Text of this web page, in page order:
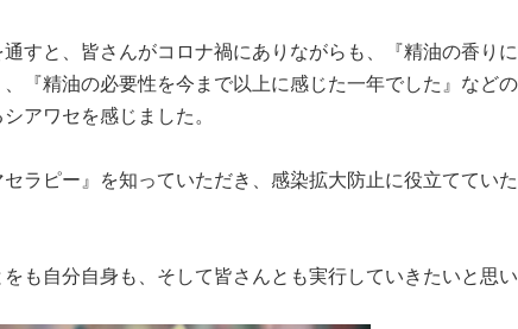
すと、皆さんがコロナ禍にありながらも、『精油の香り
『精油の必要性を今まで以上に感じた一年でした』など
アワセを感じました。
ラピー』を知っていただき、感染拡大防止に役立ててい
も自分自身も、そして皆さんとも実行していきたいと思い